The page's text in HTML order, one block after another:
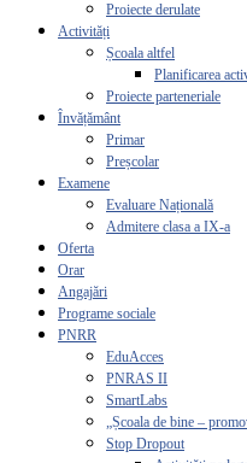
Proiecte derulate
Activități
Școala altfel
Planificarea
Proiecte parteneriale
Învățământ
Primar
Preșcolar
Examene
Evaluare Națională
Admitere clasa a IX-a
Oferta
Orar
Angajări
Programe sociale
PNRR
EduAcces
PNRAS II
SmartLabs
„Școala de bine –
Stop Dropout